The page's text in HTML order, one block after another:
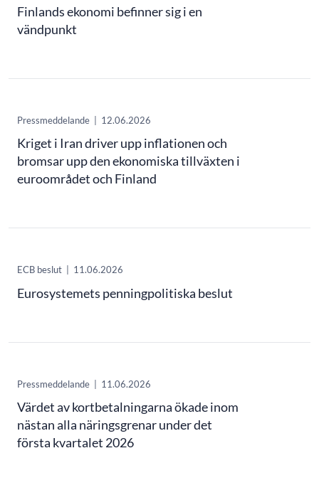
Finlands ekonomi befinner sig i en
vändpunkt
Pressmeddelande 12.06.2026
Kriget i Iran driver upp inflationen och
bromsar upp den ekonomiska tillväxten i
euroområdet och Finland
ECB beslut 11.06.2026
Eurosystemets penningpolitiska beslut
Pressmeddelande | 11.06.2026
Värdet av kortbetalningarna ökade inom
nästan alla näringsgrenar under det
första kvartalet 2026